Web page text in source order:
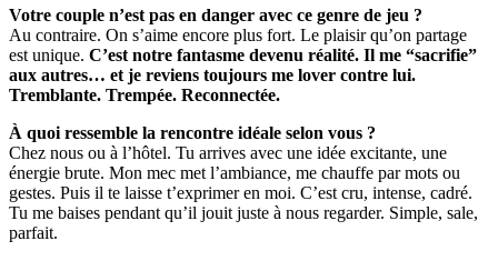
Votre couple n’est pas en danger avec ce genre de jeu ?
Au contraire. On s’aime encore plus fort. Le plaisir qu’on partage
est unique. C’est notre fantasme devenu réalité. Il me “sacrifie”
aux autres… et je reviens toujours me lover contre lui.
Tremblante. Trempée. Reconnectée.
À quoi ressemble la rencontre idéale selon vous ?
Chez nous ou à l’hôtel. Tu arrives avec une idée excitante, une
énergie brute. Mon mec met l’ambiance, me chauffe par mots ou
gestes. Puis il te laisse t’exprimer en moi. C’est cru, intense, cadré.
Tu me baises pendant qu’il jouit juste à nous regarder. Simple, sale,
parfait.